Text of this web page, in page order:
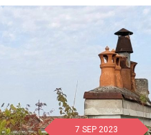
7 SEP 2023